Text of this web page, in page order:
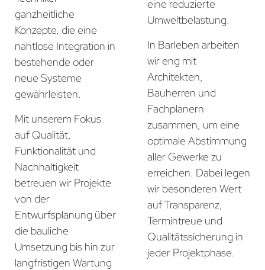
ganzheitliche
Konzepte, die eine
nahtlose Integration in
bestehende oder
neue Systeme
gewährleisten.
Mit unserem Fokus
auf Qualität,
Funktionalität und
Nachhaltigkeit
betreuen wir Projekte
von der
Entwurfsplanung über
die bauliche
Umsetzung bis hin zur
langfristigen Wartung
eine reduzierte
Umweltbelastung.
In Barleben arbeiten
wir eng mit
Architekten,
Bauherren und
Fachplanern
zusammen, um eine
optimale Abstimmung
aller Gewerke zu
erreichen. Dabei legen
wir besonderen Wert
auf Transparenz,
Termintreue und
Qualitätssicherung in
jeder Projektphase.